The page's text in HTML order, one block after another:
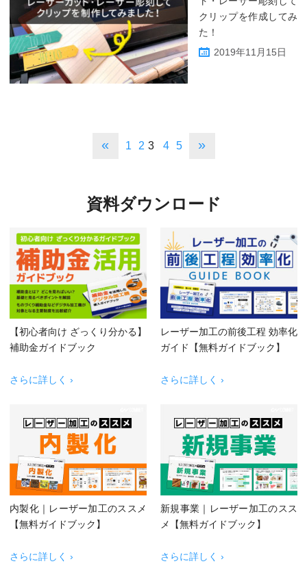
クリップを作成してみ
た！
2019年11月15日
« 1 2 3 4 5 »
資料ダウンロード
【初心者向け ざっくり分かる】
補助金ガイドブック
さらに詳しく ›
レーザー加工の前後工程 効率化
ガイド【無料ガイドブック】
さらに詳しく ›
内製化｜レーザー加工のススメ
【無料ガイドブック】
さらに詳しく ›
新規事業｜レーザー加工のスス
メ【無料ガイドブック】
さらに詳しく ›